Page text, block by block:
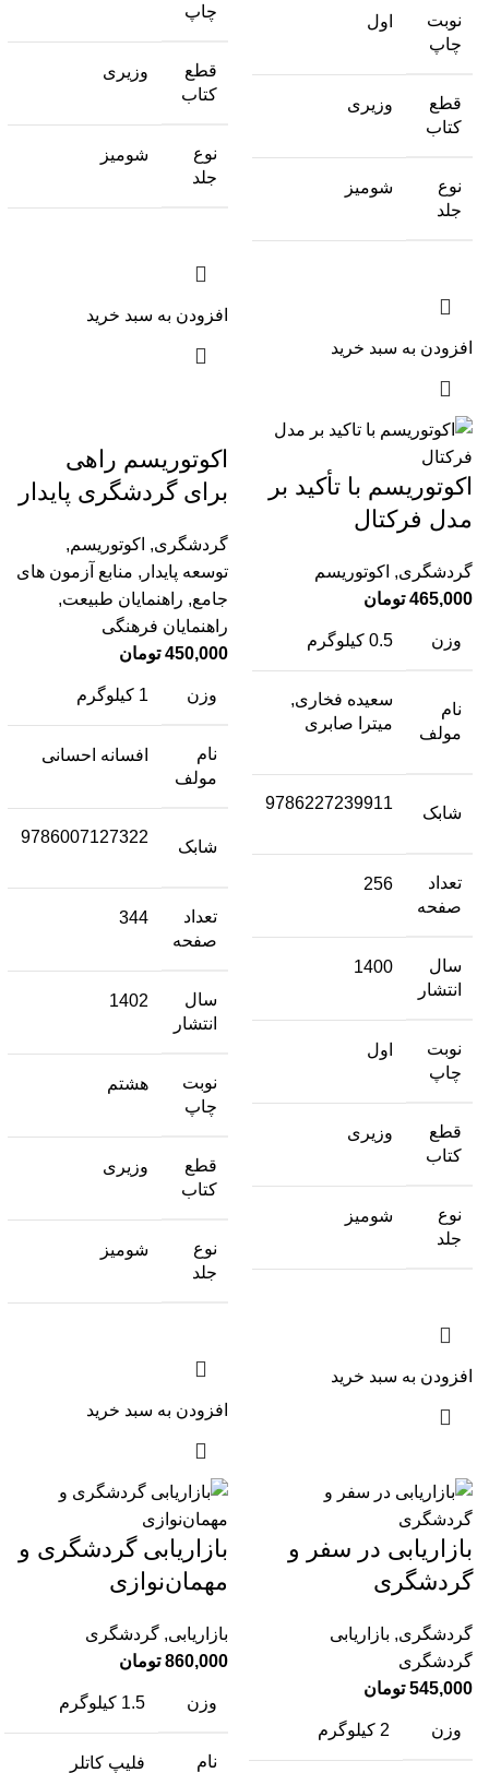
نوبت
چاپ
اول
قطع
کتاب
وزیری
نوع
جلد
شومیز
افزودن به سبد خرید
چاپ
قطع
کتاب
وزیری
نوع
جلد
شومیز
افزودن به سبد خرید
اکوتوریسم با تأکید بر
مدل فرکتال
گردشگری, اکوتوریسم
465,000 تومان
وزن 0.5 کیلوگرم
نام
مولف
سعیده فخاری,
میترا صابری
شابک
9786227239911
تعداد
صفحه
256
سال
انتشار
1400
نوبت
چاپ
اول
قطع
کتاب
وزیری
نوع
جلد
شومیز
افزودن به سبد خرید
اکوتوریسم راهی
برای گردشگری پایدار
گردشگری, اکوتوریسم,
توسعه پایدار , منابع آزمون های
جامع, راهنمایان طبیعت,
راهنمایان فرهنگی
450,000 تومان
وزن 1 کیلوگرم
نام
مولف
افسانه احسانی
شابک
9786007127322
تعداد
صفحه
344
سال
انتشار
1402
نوبت
چاپ
هشتم
قطع
کتاب
وزیری
نوع
جلد
شومیز
افزودن به سبد خرید
بازاریابی در سفر و
گردشگری
گردشگری, بازاریابی
گردشگری
545,000 تومان
وزن 2 کیلوگرم
بازاریابی گردشگری و
مهمان‌نوازی
بازاریابی, گردشگری
860,000 تومان
وزن 1.5 کیلوگرم
نام
فلیپ کاتلر